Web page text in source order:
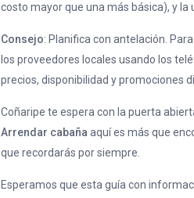
costo mayor que una más básica), y la
Consejo: Planifica con antelación. Para
los proveedores locales usando los
precios, disponibilidad y promociones
Coñaripe te espera con la puerta
Arrendar cabaña aquí es más que
que recordarás por siempre.
Esperamos que esta guía con